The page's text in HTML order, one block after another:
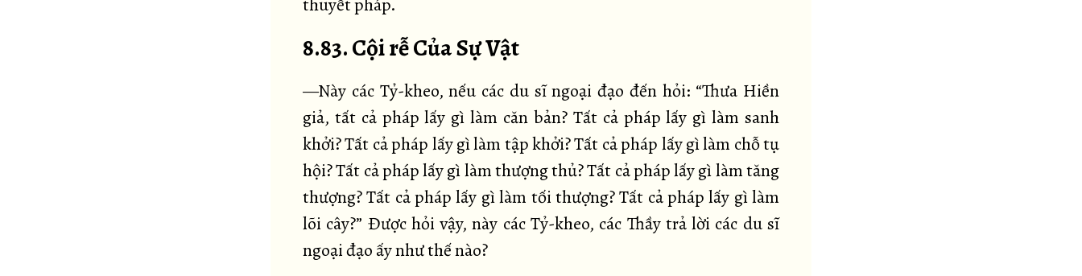
thuyết pháp.
8.83. Cội rễ Của Sự Vật
—Này các Tỷ-kheo, nếu các du sĩ ngoại đạo đến hỏi: “Thưa Hiền
giả, tất cả pháp lấy gì làm căn bản? Tất cả pháp lấy gì làm sanh
khởi? Tất cả pháp lấy gì làm tập khởi? Tất cả pháp lấy gì làm chỗ tụ
hội? Tất cả pháp lấy gì làm thượng thủ? Tất cả pháp lấy gì làm tăng
thượng? Tất cả pháp lấy gì làm tối thượng? Tất cả pháp lấy gì làm
lõi cây?” Được hỏi vậy, này các Tỷ-kheo, các Thầy trả lời các du sĩ
ngoại đạo ấy như thế nào?